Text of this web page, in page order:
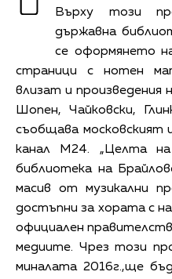
Върху този
държавна
се оформянето
страници с нотен
влизат и произведения
Шопен, Чайковски,
съобщава московският
канал М24. „Целта
библиотека на
масив от музикални
достъпни за хората с
официален
медиите. Чрез този
миналата 2016г.,ще